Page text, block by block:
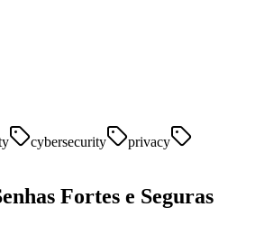
cybersecurity
privacy
Fortes e Seguras